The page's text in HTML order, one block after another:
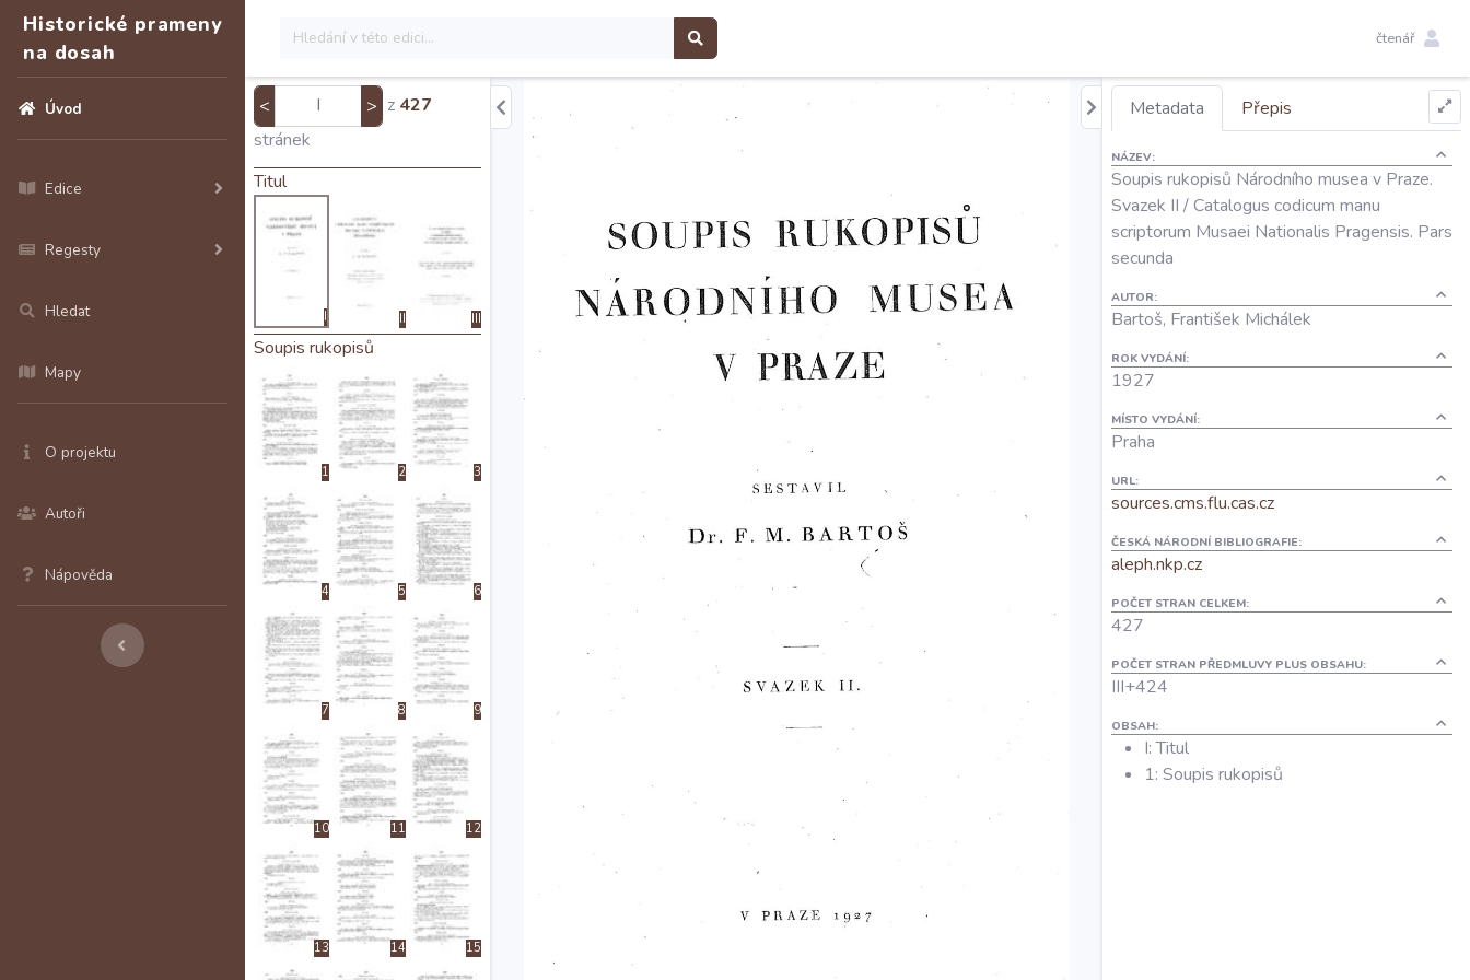
Historické prameny
na dosah
Úvod
Edice
Regesty
Hledat
Mapy
O projektu
Autoři
Nápověda
čtenář
< > z 427
stránek
Titul
I II III
Soupis rukopisů
1 2 3
4 5 6
7 8 9
10 11 12
13 14 15
Metadata Přepis
NÁZEV:
Soupis rukopisů Národního musea v Praze.
Svazek II / Catalogus codicum manu
scriptorum Musaei Nationalis Pragensis. Pars
secunda
AUTOR:
Bartoš, František Michálek
ROK VYDÁNÍ:
1927
MÍSTO VYDÁNÍ:
Praha
URL:
sources.cms.flu.cas.cz
ČESKÁ NÁRODNÍ BIBLIOGRAFIE:
aleph.nkp.cz
POČET STRAN CELKEM:
427
POČET STRAN PŘEDMLUVY PLUS OBSAHU:
III+424
OBSAH:
I: Titul
1: Soupis rukopisů